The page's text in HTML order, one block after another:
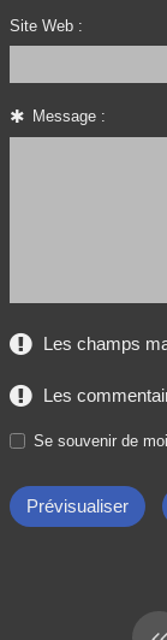
Site Web :
Message :
Les champs
Les
Se souvenir de